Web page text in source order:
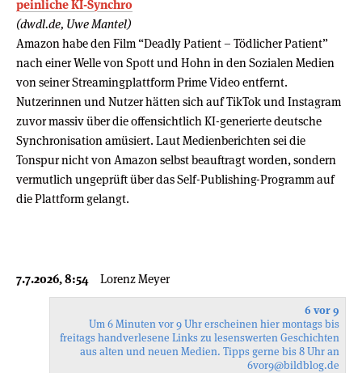
peinliche KI-Synchro
(dwdl.de, Uwe Mantel)
Amazon habe den Film “Deadly Patient – Tödlicher Patient”
nach einer Welle von Spott und Hohn in den Sozialen Medien
von seiner Streamingplattform Prime Video entfernt.
Nutzerinnen und Nutzer hätten sich auf TikTok und Instagram
zuvor massiv über die offensichtlich KI-generierte deutsche
Synchronisation amüsiert. Laut Medienberichten sei die
Tonspur nicht von Amazon selbst beauftragt worden, sondern
vermutlich ungeprüft über das Self-Publishing-Programm auf
die Plattform gelangt.
7.7.2026, 8:54 Lorenz Meyer
6 vor 9
Um 6 Minuten vor 9 Uhr erscheinen hier montags bis
freitags handverlesene Links zu lesenswerten Geschichten
aus alten und neuen Medien. Tipps gerne bis 8 Uhr an
6vor9@bildblog.de